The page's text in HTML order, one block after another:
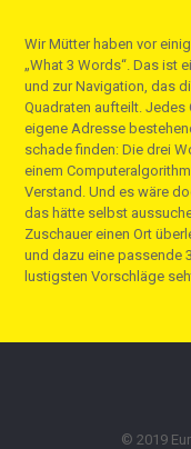
Wir Mütter haben vor
„What 3 Words“. Das ist
und zur Navigation, das
Quadraten aufteilt. Jedes
eigene Adresse
schade finden: Die drei
einem
Verstand. Und es wäre
das hätte selbst
Zuschauer einen Ort
und dazu eine passende
lustigsten Vorschläge
© 2019